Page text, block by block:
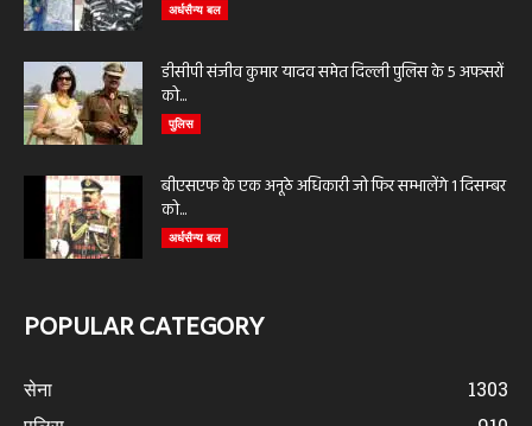
अर्धसैन्य बल
डीसीपी संजीव कुमार यादव समेत दिल्ली पुलिस के 5 अफसरों
को...
पुलिस
बीएसएफ के एक अनूठे अधिकारी जो फिर सम्भालेंगे 1 दिसम्बर
को...
अर्धसैन्य बल
POPULAR CATEGORY
सेना
1303